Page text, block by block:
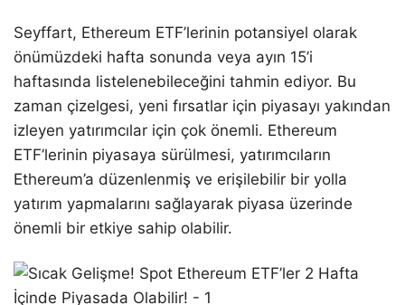
Seyffart, Ethereum ETF’lerinin potansiyel olarak
önümüzdeki hafta sonunda veya ayın 15’i
haftasında listelenebileceğini tahmin ediyor. Bu
zaman çizelgesi, yeni fırsatlar için piyasayı yakından
izleyen yatırımcılar için çok önemli. Ethereum
ETF’lerinin piyasaya sürülmesi, yatırımcıların
Ethereum’a düzenlenmiş ve erişilebilir bir yolla
yatırım yapmalarını sağlayarak piyasa üzerinde
önemli bir etkiye sahip olabilir.